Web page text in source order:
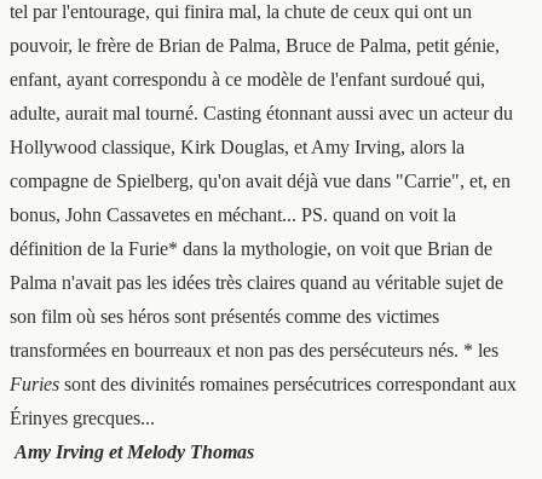
tel par l'entourage, qui finira mal, la chute de ceux qui ont un
pouvoir, le frère de Brian de Palma, Bruce de Palma, petit génie,
enfant, ayant correspondu à ce modèle de l'enfant surdoué qui,
adulte, aurait mal tourné. Casting étonnant aussi avec un acteur du
Hollywood classique, Kirk Douglas, et Amy Irving, alors la
compagne de Spielberg, qu'on avait déjà vue dans "Carrie", et, en
bonus, John Cassavetes en méchant... PS. quand on voit la
définition de la Furie* dans la mythologie, on voit que Brian de
Palma n'avait pas les idées très claires quand au véritable sujet de
son film où ses héros sont présentés comme des victimes
transformées en bourreaux et non pas des persécuteurs nés. * les
Furies sont des divinités romaines persécutrices correspondant aux
Érinyes grecques...
Amy Irving et Melody Thomas